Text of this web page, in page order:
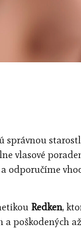
správnou
vlasové
odporučíme
Redken,
a poškodených